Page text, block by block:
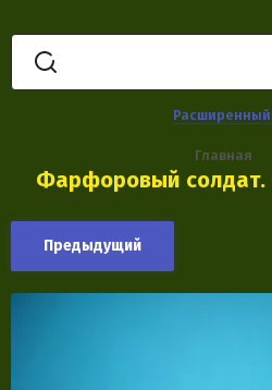
Расширенный
Главная
Фарфоровый
Предыдущий